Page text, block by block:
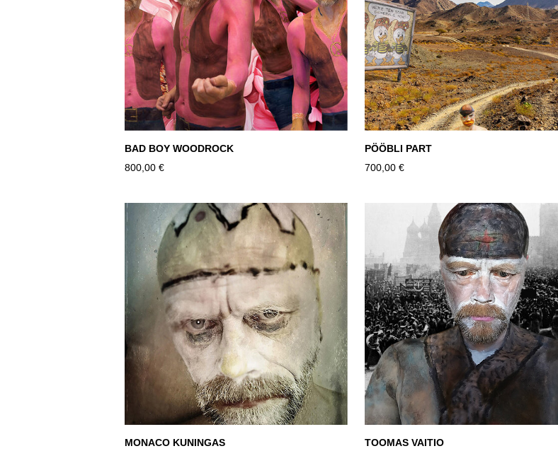
BAD BOY WOODROCK
800,00 €
PÖÖBLI PART
700,00 €
MONACO KUNINGAS
TOOMAS VAITIO